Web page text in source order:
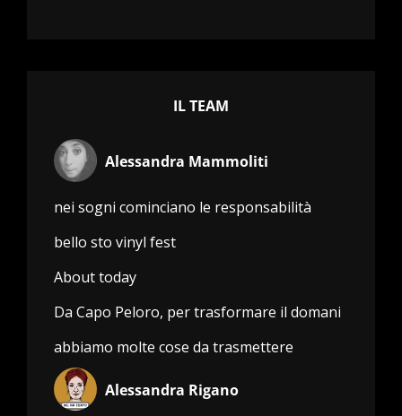
IL TEAM
Alessandra Mammoliti
nei sogni cominciano le responsabilità
bello sto vinyl fest
About today
Da Capo Peloro, per trasformare il domani
abbiamo molte cose da trasmettere
Alessandra Rigano